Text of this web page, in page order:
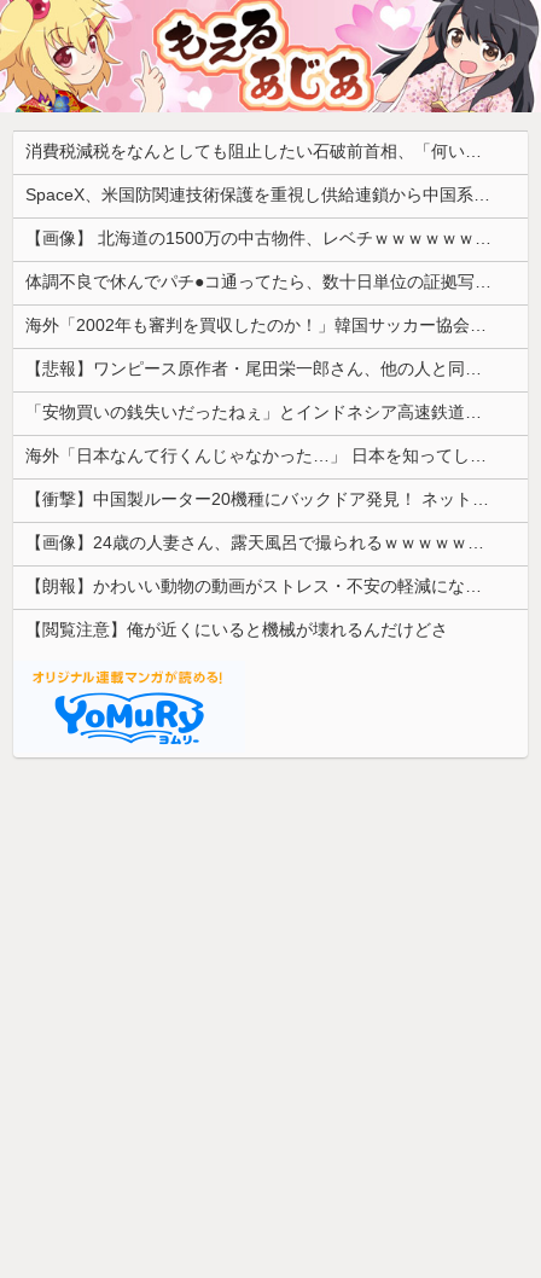
消費税減税をなんとしても阻止したい石破前首相、「何いってんのこいつ」と有権者をドン引きさせるよな屁理屈を……
SpaceX、米国防関連技術保護を重視し供給連鎖から中国系を完全排除へ 供給業者に「中国籍人員をSpaceX向けの生産に関わらせないこと」「中国製の設備・部品を使わないこと」を要求し監査実施
【画像】 北海道の1500万の中古物件、レベチｗｗｗｗｗｗｗｗｗｗｗｗｗｗｗｗｗｗｗｗ
体調不良で休んでパチ●コ通ってたら、数十日単位の証拠写真撮られて会社クビになった
海外「2002年も審判を買収したのか！」韓国サッカー協会による国際試合の審判買収が発覚し大騒ぎ！【海外の反応】
【悲報】ワンピース原作者・尾田栄一郎さん、他の人と同じ「漫画家」という肩書きに不満
「安物買いの銭失いだったねぇ」とインドネシア高速鉄道の最終処分に日本側騒然、国家予算は使わないというと何が財源なんだ？
海外「日本なんて行くんじゃなかった…」 日本を知ってしまったディズニー信者、帰国後『本家』に失望する事態に
【衝撃】中国製ルーター20機種にバックドア発見！ ネットに繋ぐだけで35秒ごとに中国のサーバーと通信
【画像】24歳の人妻さん、露天風呂で撮られるｗｗｗｗｗｗｗｗｗｗｗｗｗｗｗｗｗ
【朗報】かわいい動物の動画がストレス・不安の軽減になる可能性。英大学の研究で実証
【閲覧注意】俺が近くにいると機械が壊れるんだけどさ